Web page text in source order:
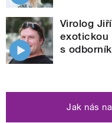
Virolog
exotickou
s
Jak nás